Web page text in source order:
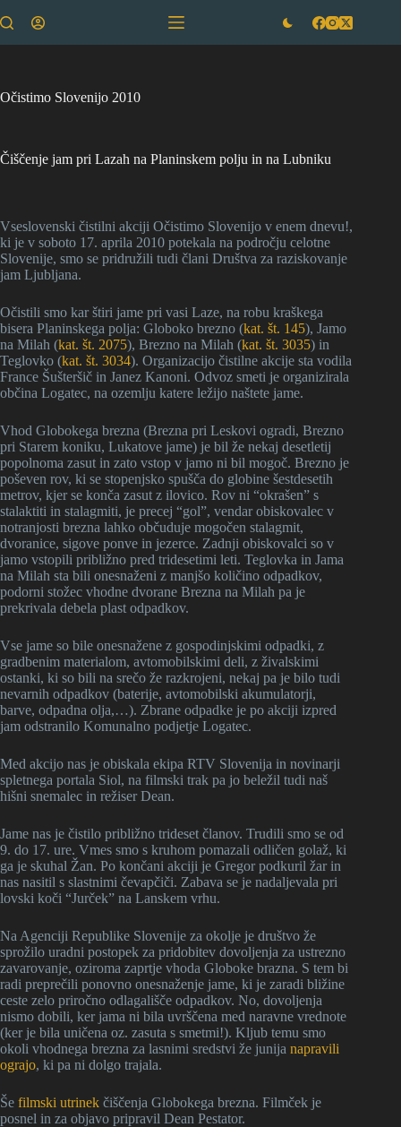
to
Očistimo Slovenijo 2010
Čiščenje jam pri Lazah na Planinskem polju in na Lubniku
Vseslovenski čistilni akciji Očistimo Slovenijo v enem dnevu!,
ki je v soboto 17. aprila 2010 potekala na področju celotne
Slovenije, smo se pridružili tudi člani Društva za raziskovanje
jam Ljubljana.
Očistili smo kar štiri jame pri vasi Laze, na robu kraškega
bisera Planinskega polja: Globoko brezno (kat. št. 145), Jamo
na Milah (kat. št. 2075), Brezno na Milah (kat. št. 3035) in
Teglovko (kat. št. 3034). Organizacijo čistilne akcije sta vodila
France Šušteršič in Janez Kanoni. Odvoz smeti je organizirala
občina Logatec, na ozemlju katere ležijo naštete jame.
Vhod Globokega brezna (Brezna pri Leskovi ogradi, Brezno
pri Starem koniku, Lukatove jame) je bil že nekaj desetletij
popolnoma zasut in zato vstop v jamo ni bil mogoč. Brezno je
poševen rov, ki se stopenjsko spušča do globine šestdesetih
metrov, kjer se konča zasut z ilovico. Rov ni “okrašen” s
stalaktiti in stalagmiti, je precej “gol”, vendar obiskovalec v
notranjosti brezna lahko občuduje mogočen stalagmit,
dvoranice, sigove ponve in jezerce. Zadnji obiskovalci so v
jamo vstopili približno pred tridesetimi leti. Teglovka in Jama
na Milah sta bili onesnaženi z manjšo količino odpadkov,
podorni stožec vhodne dvorane Brezna na Milah pa je
prekrivala debela plast odpadkov.
Vse jame so bile onesnažene z gospodinjskimi odpadki, z
gradbenim materialom, avtomobilskimi deli, z živalskimi
ostanki, ki so bili na srečo že razkrojeni, nekaj pa je bilo tudi
nevarnih odpadkov (baterije, avtomobilski akumulatorji,
barve, odpadna olja,…). Zbrane odpadke je po akciji izpred
jam odstranilo Komunalno podjetje Logatec.
Med akcijo nas je obiskala ekipa RTV Slovenija in novinarji
spletnega portala Siol, na filmski trak pa jo beležil tudi naš
hišni snemalec in režiser Dean.
Jame nas je čistilo približno trideset članov. Trudili smo se od
9. do 17. ure. Vmes smo s kruhom pomazali odličen golaž, ki
ga je skuhal Žan. Po končani akciji je Gregor podkuril žar in
nas nasitil s slastnimi čevapčiči. Zabava se je nadaljevala pri
lovski koči “Jurček” na Lanskem vrhu.
Na Agenciji Republike Slovenije za okolje je društvo že
sprožilo uradni postopek za pridobitev dovoljenja za ustrezno
zavarovanje, oziroma zaprtje vhoda Globoke brazna. S tem bi
radi preprečili ponovno onesnaženje jame, ki je zaradi bližine
ceste zelo priročno odlagališče odpadkov. No, dovoljenja
nismo dobili, ker jama ni bila uvrščena med naravne vrednote
(ker je bila uničena oz. zasuta s smetmi!). Kljub temu smo
okoli vhodnega brezna za lasnimi sredstvi že junija napravili
ograjo, ki pa ni dolgo trajala.
Še filmski utrinek čiščenja Globokega brezna. Filmček je
posnel in za objavo pripravil Dean Pestator.